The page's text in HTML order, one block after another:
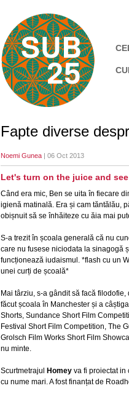
Fapte diverse
Noemi Gunea | 06 Oct 2013
Let's turn on the juice and
Când era mic, Ben se uita în fiecare
igienă matinală. Era și cam tăntălău,
obișnuit să se înhăiteze cu ăia mai
S-a trezit în școala generală că nu
care nu fusese niciodata la sinagogă
funcționează iudaismul. *flash cu un
unei curți de școală*
Mai târziu, s-a gândit să facă
făcut școala în Manchester și a
Shorts, Sundance Short Film
Festival Short Film Competition, The
Grolsch Film Works Short Film
nu minte.
Scurtmetrajul Homey va fi proiectat in
cu nume mari. A fost finanțat de